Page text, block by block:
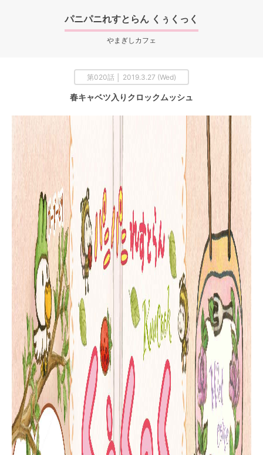
パニパニれすとらん くぅくっく
やまぎしカフェ
第020話 │ 2019.3.27 (Wed)
春キャベツ入りクロックムッシュ